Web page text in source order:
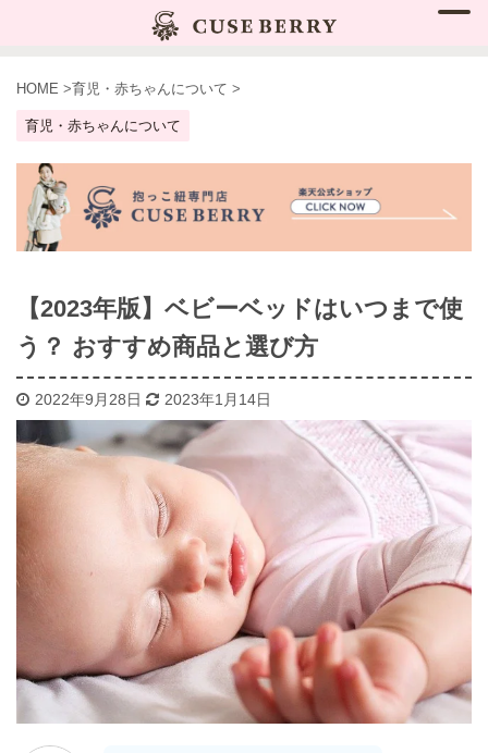
HOME >育児・赤ちゃんについて >
育児・赤ちゃんについて
【2023年版】ベビーベッドはいつまで使
う？ おすすめ商品と選び方
2022年9月28日 2023年1月14日